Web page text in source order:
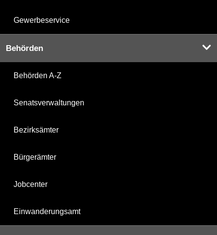
Gewerbeservice
Behörden
Behörden A-Z
Senatsverwaltungen
Bezirksämter
Bürgerämter
Jobcenter
Einwanderungsamt